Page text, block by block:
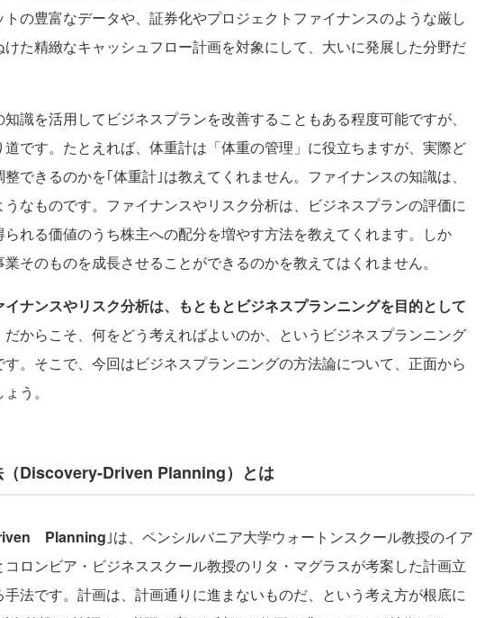
の豊富なデータや、証券化やプロジェクトファイナンスのような厳し
けた精緻なキャッシュフロー計画を対象にして、大いに発展した分野だ
識を活用してビジネスプランを改善することもある程度可能ですが、
道です。たとえれば、体重計は「体重の管理」に役立ちますが、実際ど
できるのかを｢体重計｣は教えてくれません。ファイナンスの知識は、
なものです。ファイナンスやリスク分析は、ビジネスプランの評価に
れる価値のうち株主への配分を増やす方法を教えてくれます。しか
そのものを成長させることができるのかを教えてはくれません。
イナンスやリスク分析は、もともとビジネスプランニングを目的として
だからこそ、何をどう考えればよいのか、というビジネスプランニング
。そこで、今回はビジネスプランニングの方法論について、正面から
う。
（Discovery-Driven Planning）とは
Planning ｣は、ペンシルバニア大学ウォートンスクール教授のイア
コロンビア・ビジネススクール教授のリタ・マグラスが考案した計画立
法です。計画は、計画通りに進まないものだ、という考え方が根底に